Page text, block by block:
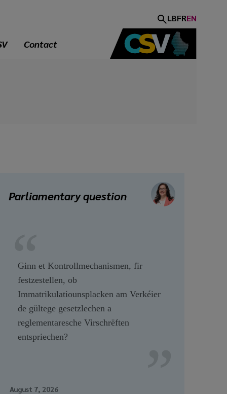
LBFREN
Contact
Parliamentary question
Ginn et Kontrollmechanismen, fir
festzestellen, ob
Immatrikulatiounsplacken am Verkéier
de gültege gesetzlechen a
reglementaresche Virschrëften
entspriechen?
August 7, 2026